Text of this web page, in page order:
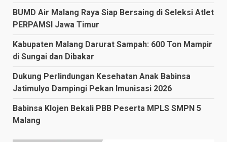
BUMD Air Malang Raya Siap Bersaing di Seleksi Atlet
PERPAMSI Jawa Timur
Kabupaten Malang Darurat Sampah: 600 Ton Mampir
di Sungai dan Dibakar
Dukung Perlindungan Kesehatan Anak Babinsa
Jatimulyo Dampingi Pekan Imunisasi 2026
Babinsa Klojen Bekali PBB Peserta MPLS SMPN 5
Malang